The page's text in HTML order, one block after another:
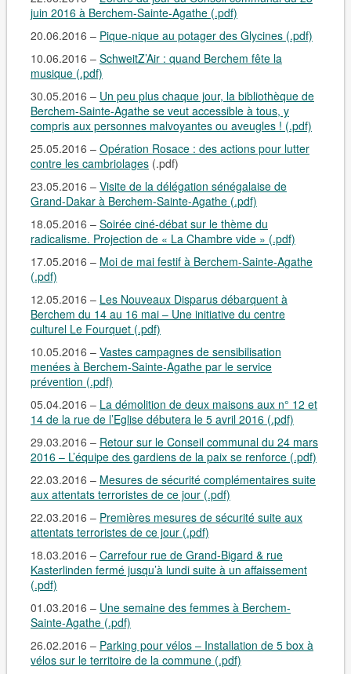
juin 2016 à Berchem-Sainte-Agathe (.pdf)
20.06.2016 – Pique-nique au potager des Glycines (.pdf)
10.06.2016 – SchweitZ’Air : quand Berchem fête la
musique (.pdf)
30.05.2016 – Un peu plus chaque jour, la bibliothèque de
Berchem-Sainte-Agathe se veut accessible à tous, y
compris aux personnes malvoyantes ou aveugles ! (.pdf)
25.05.2016 – Opération Rosace : des actions pour lutter
contre les cambriolages(.pdf)
23.05.2016 – Visite de la délégation sénégalaise de
Grand-Dakar à Berchem-Sainte-Agathe (.pdf)
18.05.2016 – Soirée ciné-débat sur le thème du
radicalisme. Projection de « La Chambre vide » (.pdf)
17.05.2016 – Moi de mai festif à Berchem-Sainte-Agathe
(.pdf)
12.05.2016 – Les Nouveaux Disparus débarquent à
Berchem du 14 au 16 mai – Une initiative du centre
culturel Le Fourquet (.pdf)
10.05.2016 – Vastes campagnes de sensibilisation
menées à Berchem-Sainte-Agathe par le service
prévention (.pdf)
05.04.2016 – La démolition de deux maisons aux n° 12 et
14 de la rue de l’Eglise débutera le 5 avril 2016 (.pdf)
29.03.2016 – Retour sur le Conseil communal du 24 mars
2016 – L’équipe des gardiens de la paix se renforce (.pdf)
22.03.2016 – Mesures de sécurité complémentaires suite
aux attentats terroristes de ce jour (.pdf)
22.03.2016 – Premières mesures de sécurité suite aux
attentats terroristes de ce jour (.pdf)
18.03.2016 – Carrefour rue de Grand-Bigard & rue
Kasterlinden fermé jusqu’à lundi suite à un affaissement
(.pdf)
01.03.2016 – Une semaine des femmes à Berchem-
Sainte-Agathe (.pdf)
26.02.2016 – Parking pour vélos – Installation de 5 box à
vélos sur le territoire de la commune (.pdf)